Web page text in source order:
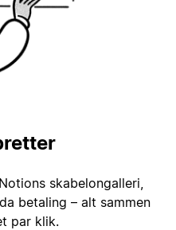
skabelongalleri,
betaling – alt sammen
par klik.